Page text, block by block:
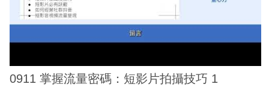
0911 掌握流量密碼：短影片拍攝技巧 1